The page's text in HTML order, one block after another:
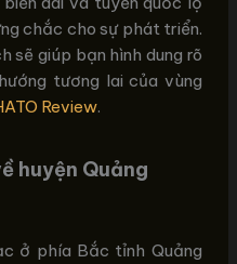
chắc cho sự phát triển.
sẽ giúp bạn hình dung rõ
tương lai của vùng
Review.
huyện Quảng
ở phía Bắc tỉnh Quảng